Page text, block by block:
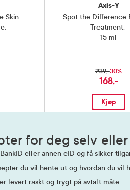
Skin
,
Axis-Y
Spot the Difference
Treatment,
15 ml
239,-30%
168,-
Kjøp
for deg selv
eller annen eID og få sikker
du vil hente ut og hvordan du vil
levert raskt og trygt på avtalt måte